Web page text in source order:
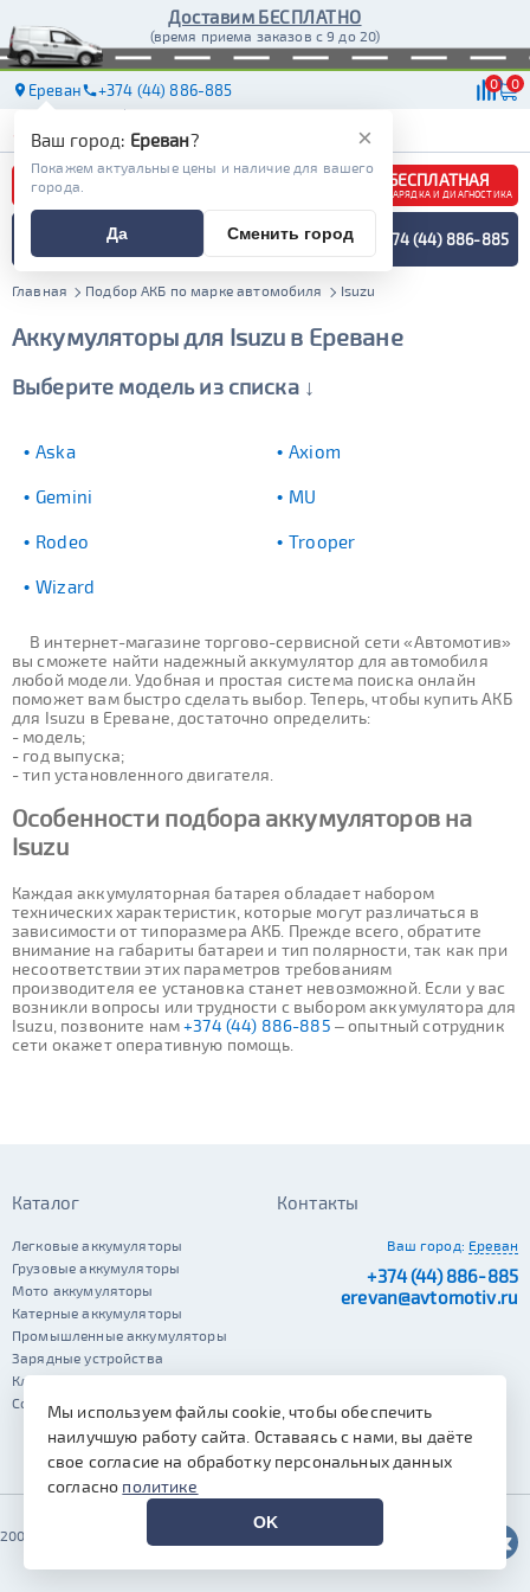
Доставим БЕСПЛАТНО
(время приема заказов с 9 до 20)
Ереван +374 (44) 886-885 0 0
АКБ ДОСТАВКА
БЕСПЛАТНАЯ
ЗАРЯДКА И ДИАГНОСТИКА
ПОДБОР АККУМУЛЯТОРА
СПЕЦИАЛИСТОМ +374 (44) 886-885
Главная Подбор АКБ по марке автомобиля Isuzu
Аккумуляторы для Isuzu в Ереване
Выберите модель из списка ↓
Aska Axiom
Gemini MU
Rodeo Trooper
Wizard
В интернет-магазине торгово-сервисной сети «Автомотив»
вы сможете найти надежный аккумулятор для автомобиля
любой модели. Удобная и простая система поиска онлайн
поможет вам быстро сделать выбор. Теперь, чтобы купить АКБ
для Isuzu в Ереване, достаточно определить:
- модель;
- год выпуска;
- тип установленного двигателя.
Особенности подбора аккумуляторов на
Isuzu
Каждая аккумуляторная батарея обладает набором
технических характеристик, которые могут различаться в
зависимости от типоразмера АКБ. Прежде всего, обратите
внимание на габариты батареи и тип полярности, так как при
несоответствии этих параметров требованиям
производителя ее установка станет невозможной. Если у вас
возникли вопросы или трудности с выбором аккумулятора для
Isuzu, позвоните нам+374 (44) 886-885 – опытный сотрудник
сети окажет оперативную помощь.
×
Ваш город: Ереван?
Покажем актуальные цены и наличие для вашего
города.
Да Сменить город
Каталог
Легковые аккумуляторы
Грузовые аккумуляторы
Мото аккумуляторы
Катерные аккумуляторы
Промышленные аккумуляторы
Зарядные устройства
Клеммы
Сопутствующие автотовары
Контакты
Ваш город: Ереван
+374 (44) 886-885
erevan@avtomotiv.ru
2002–2026 © Автомотив
Мы используем файлы cookie, чтобы обеспечить
наилучшую работу сайта. Оставаясь с нами, вы даёте
свое согласие на обработку персональных данных
согласно политике
OK